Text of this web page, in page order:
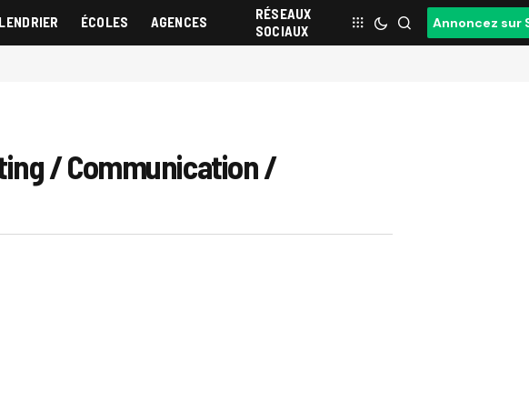
ÉCOLES AGENCES
RÉSEAUX
SOCIAUX
Annoncez sur
/ Communication /